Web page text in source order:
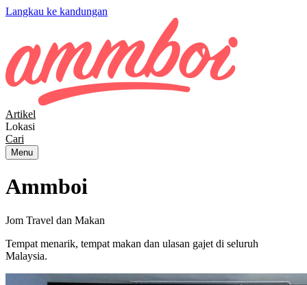
Langkau ke kandungan
Artikel
Lokasi
Cari
Menu
Ammboi
Jom Travel dan Makan
Tempat menarik, tempat makan dan ulasan gajet di seluruh
Malaysia.